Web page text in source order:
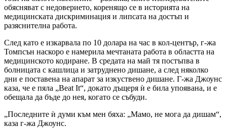
обясняват с недоверието, коренящо се в историята на
медицинската дискриминация и липсата на достъп и
разяснителна работа.
След като е изкарвала по 10 долара на час в кол-център, г-жа
Томпсън наскоро е намерила мечтаната работа в областта на
медицинското кодиране. В средата на май тя постъпва в
болницата с кашлица и затруднено дишане, а след няколко
дни е поставена на апарат за изкуствено дишане. Г-жа Джоунс
каза, че е пяла „Beat It“, докато дъщеря ѝ е била упоявана, и е
обещала да бъде до нея, когато се събуди.
„Последните ѝ думи към мен бяха: „Мамо, не мога да дишам“,
каза г-жа Джоунс.